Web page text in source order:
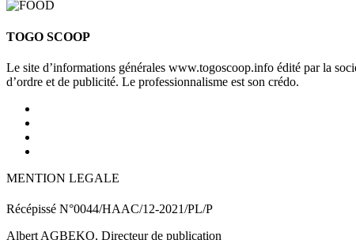
TOGO SCOOP
Le site d’informations générales www.togoscoop.info édité par la
d’ordre et de publicité. Le professionnalisme est son crédo.
MENTION LEGALE
Récépissé N°0044/HAAC/12-2021/PL/P
Albert AGBEKO, Directeur de publication